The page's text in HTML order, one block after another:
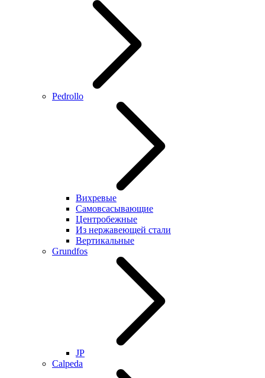
Pedrollo
Вихревые
Самовсасывающие
Центробежные
Из нержавеющей стали
Вертикальные
Grundfos
JP
Calpeda